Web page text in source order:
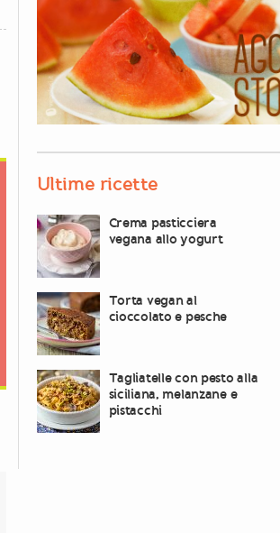
Ultime ricette
Crema pasticciera
vegana allo yogurt
Torta vegan al
cioccolato e pesche
Tagliatelle con pesto alla
siciliana, melanzane e
pistacchi